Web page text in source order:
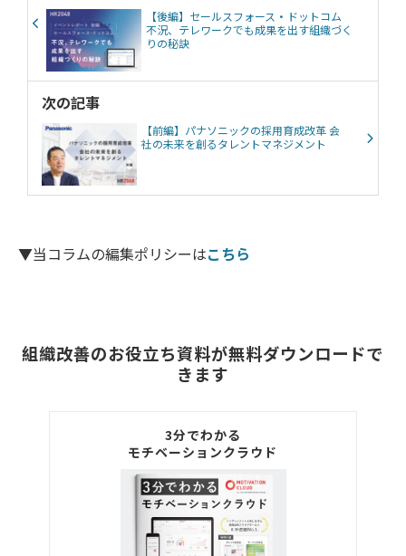
【後編】セールスフォース・ドットコム
不況、テレワークでも成果を出す組織づく
りの秘訣
次の記事
【前編】パナソニックの採用育成改革 会
社の未来を創るタレントマネジメント
▼当コラムの編集ポリシーはこちら
組織改善のお役立ち資料が無料ダウンロードで
きます
3分でわかる
モチベーションクラウド